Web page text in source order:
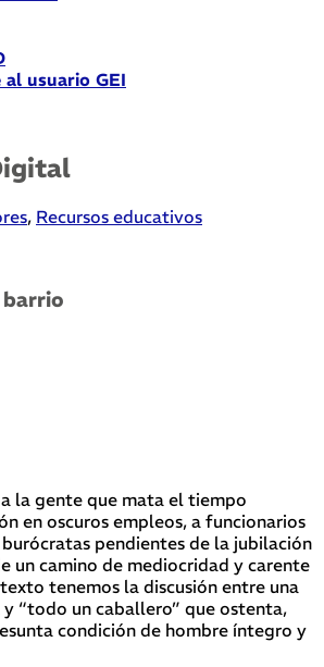
usuario GEI
, Recursos educativos
la gente que mata el tiempo
en oscuros empleos, a funcionarios
pendientes de la jubilación
un camino de mediocridad y carente
tenemos la discusión entre una
“todo un caballero” que ostenta,
condición de hombre íntegro y